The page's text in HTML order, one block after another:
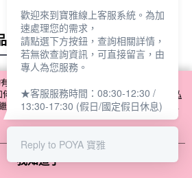
全站排行
關本網站使用 cookie 方式之詳情，及若您不希
變更電腦的 cookie 設定，請參閱本網站「
隱私
續使用本網站即表示您同意本公司得按本網站使
。
我知道了
歡迎來到寶雅線上客服系統。為加
速處理您的需求，
請點選下方按鈕，查詢相關詳情，
若無欲查詢資訊，可直接留言，由
專人為您服務。
★客服服務時間：08:30-12:30 /
13:30-17:30 (假日/國定假日休息)
Reply to POYA 寶雅